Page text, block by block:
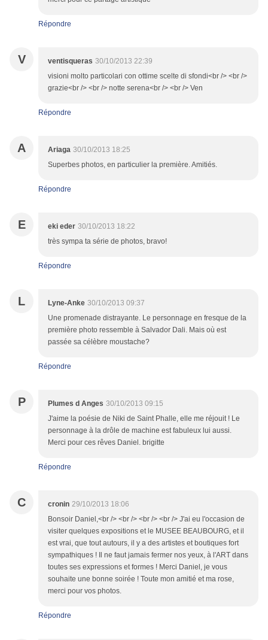
Répondre
V ventisqueras 30/10/2013 22:39
visioni molto particolari con ottime scelte di sfondi<br /> <br />
grazie<br /> <br /> notte serena<br /> <br /> Ven
Répondre
A Ariaga 30/10/2013 18:25
Superbes photos, en particulier la première. Amitiés.
Répondre
E eki eder 30/10/2013 18:22
très sympa ta série de photos, bravo!
Répondre
L Lyne-Anke 30/10/2013 09:37
Une promenade distrayante. Le personnage en fresque de la
première photo ressemble à Salvador Dali. Mais où est
passée sa célèbre moustache?
Répondre
P Plumes d Anges 30/10/2013 09:15
J'aime la poésie de Niki de Saint Phalle, elle me réjouit ! Le
personnage à la drôle de machine est fabuleux lui aussi.
Merci pour ces rêves Daniel. brigitte
Répondre
C cronin 29/10/2013 18:06
Bonsoir Daniel,<br /> <br /> <br /> <br /> J'ai eu l'occasion de
visiter quelques expositions et le MUSEE BEAUBOURG, et il
est vrai, que tout autours, il y a des artistes et boutiques fort
sympathiques ! Il ne faut jamais fermer nos yeux, à l'ART dans
toutes ses expressions et formes ! Merci Daniel, je vous
souhaite une bonne soirée ! Toute mon amitié et ma rose,
merci pour vos photos.
Répondre